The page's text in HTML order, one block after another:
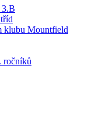
3.B
klubu Mountfield
ročníků